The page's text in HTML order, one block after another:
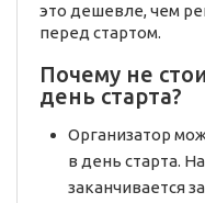
это дешевле, чем
перед стартом.
Почему не
день старта?
Организатор
в день старта.
заканчивается